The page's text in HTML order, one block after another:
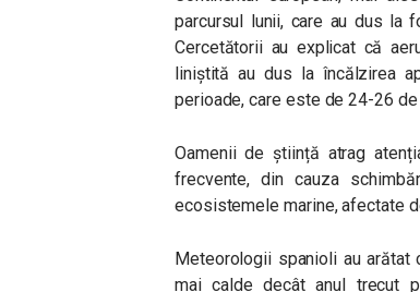
parcursul lunii, care au dus la
Cercetătorii au explicat că
liniștită au dus la încălzirea
perioade, care este de 24-26
Oamenii de știință atrag
frecvente, din cauza
ecosistemele marine, afectate
Meteorologii spanioli au
mai calde decât anul trecut